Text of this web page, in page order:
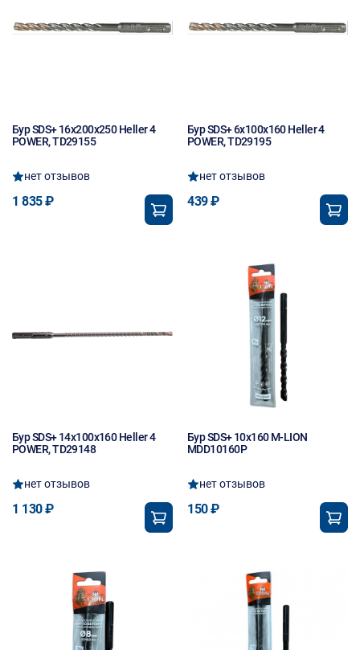
Бур SDS+ 16х200х250 Heller 4
POWER, TD29155
нет отзывов
1 835 ₽
Бур SDS+ 6х100х160 Heller 4
POWER, TD29195
нет отзывов
439 ₽
Бур SDS+ 14х100х160 Heller 4
POWER, TD29148
нет отзывов
1 130 ₽
Бур SDS+ 10х160 M-LION
MDD10160P
нет отзывов
150 ₽